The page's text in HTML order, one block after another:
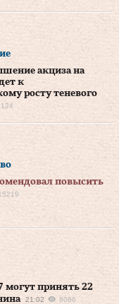
акциза на
к
росту теневого
повысить
могут принять 22
21:02 8066